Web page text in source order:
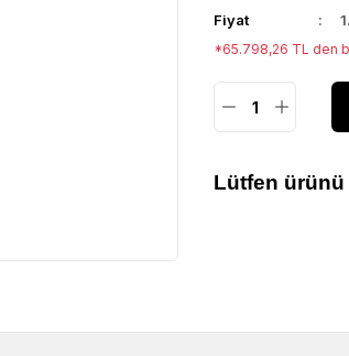
Fiyat
*65.798,26 TL den
Lütfen ürünü